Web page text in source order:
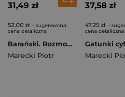
31,49 zł
52,00 zł - sugerowana
cena detaliczna
Barański. Rozmowa-rzeka
Marecki Piotr
37,58 zł
47,25 zł -
cena detaliczna
Marecki